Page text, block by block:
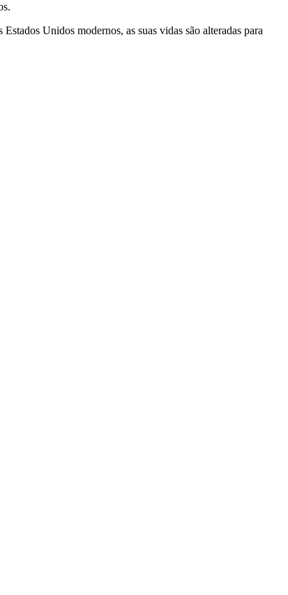
Unidos modernos, as suas vidas são alteradas para